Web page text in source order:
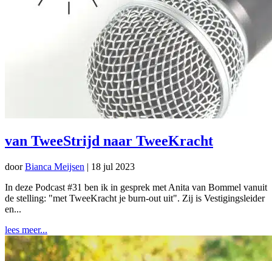
van TweeStrijd naar TweeKracht
doorBianca Meijsen | 18 jul 2023
In deze Podcast #31 ben ik in gesprek met Anita van Bommel vanuit
de stelling: "met TweeKracht je burn-out uit". Zij is Vestigingsleider
en...
lees meer...